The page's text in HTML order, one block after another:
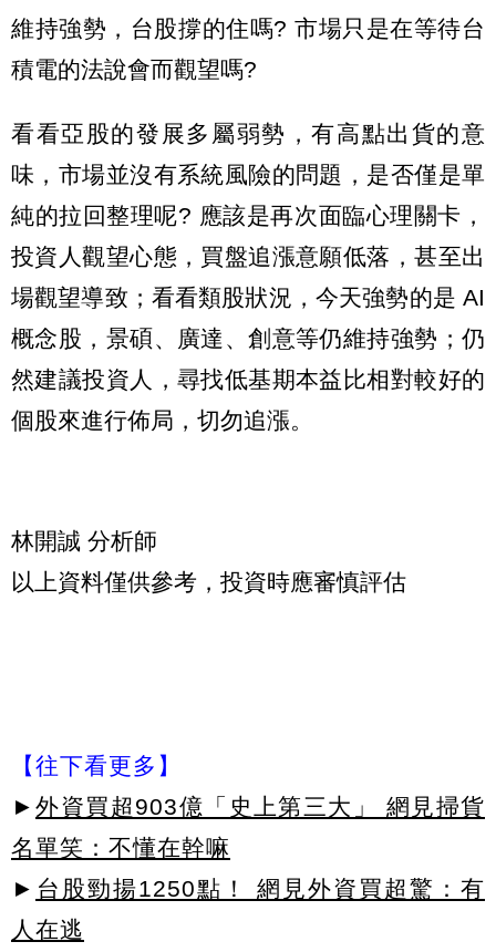
維持強勢，台股撐的住嗎? 市場只是在等待台
積電的法說會而觀望嗎?
看看亞股的發展多屬弱勢，有高點出貨的意
味，市場並沒有系統風險的問題，是否僅是單
純的拉回整理呢? 應該是再次面臨心理關卡，
投資人觀望心態，買盤追漲意願低落，甚至出
場觀望導致；看看類股狀況，今天強勢的是 AI
概念股，景碩、廣達、創意等仍維持強勢；仍
然建議投資人，尋找低基期本益比相對較好的
個股來進行佈局，切勿追漲。
林開誠 分析師
以上資料僅供參考，投資時應審慎評估
【往下看更多】
► 外資買超903億「史上第三大」 網見掃貨
名單笑：不懂在幹嘛
► 台股勁揚1250點！ 網見外資買超驚：有
人在逃